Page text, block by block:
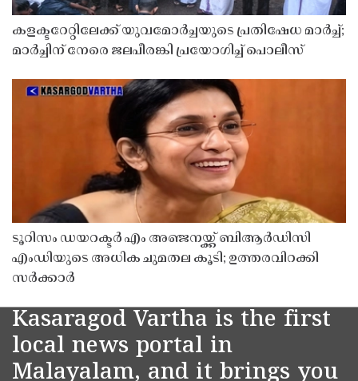
കളക്ടറേറ്റിലേക്ക് യുവമോർച്ചയുടെ പ്രതിഷേധ മാർച്ച്;
മാർച്ചിന് നേരെ ജലപീരങ്കി പ്രയോഗിച്ച് പൊലീസ്
ടൂറിസം ഡയറക്ടർ എം അഞ്ജനയ്ക്ക് ബിആർഡിസി
എംഡിയുടെ അധിക ചുമതല കൂടി; ഉത്തരവിറക്കി
സർക്കാർ
Kasaragod Vartha is the first
local news portal in
Malayalam, and it brings you